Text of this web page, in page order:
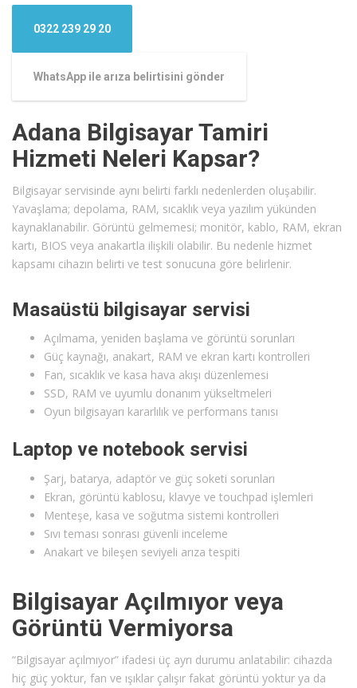
0322 239 29 20
WhatsApp ile arıza belirtisini gönder
Adana Bilgisayar Tamiri
Hizmeti Neleri Kapsar?
Bilgisayar servisinde aynı belirti farklı nedenlerden oluşabilir.
Yavaşlama; depolama, RAM, sıcaklık veya yazılım yükünden
kaynaklanabilir. Görüntü gelmemesi; monitör, kablo, RAM, ekran
kartı, BIOS veya anakartla ilişkili olabilir. Bu nedenle hizmet
kapsamı cihazın belirti ve test sonucuna göre belirlenir.
Masaüstü bilgisayar servisi
Açılmama, yeniden başlama ve görüntü sorunları
Güç kaynağı, anakart, RAM ve ekran kartı kontrolleri
Fan, sıcaklık ve kasa hava akışı düzenlemesi
SSD, RAM ve uyumlu donanım yükseltmeleri
Oyun bilgisayarı kararlılık ve performans tanısı
Laptop ve notebook servisi
Şarj, batarya, adaptör ve güç soketi sorunları
Ekran, görüntü kablosu, klavye ve touchpad işlemleri
Menteşe, kasa ve soğutma sistemi kontrolleri
Sıvı teması sonrası güvenli inceleme
Anakart ve bileşen seviyeli arıza tespiti
Bilgisayar Açılmıyor veya
Görüntü Vermiyorsa
“Bilgisayar açılmıyor” ifadesi üç ayrı durumu anlatabilir: cihazda
hiç güç yoktur, fan ve ışıklar çalışır fakat görüntü yoktur ya da